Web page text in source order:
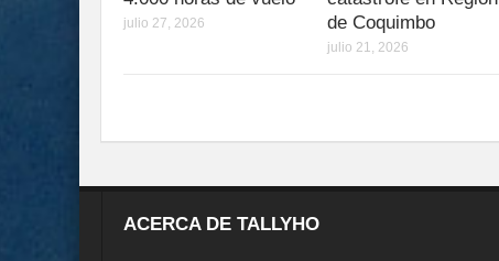
julio 27, 2026
de Coquimbo
julio 21, 2026
ACERCA DE TALLYHO